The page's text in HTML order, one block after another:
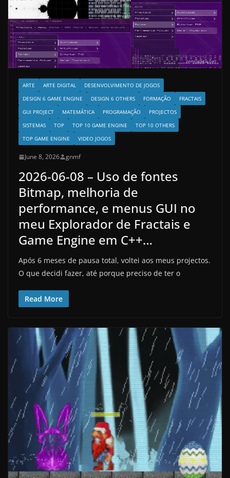
ARTE ARTE DIGITAL
DESENVOLVIMENTO DE JOGOS
DESIGN 6 GAME ENGINE
DESIGN 6 OTHERS FORMAÇÃO
FRACTAIS
GUI PROJECT
MATEMÁTICA PROGRAMAÇÃO
PROJECTOS
SISTEMAS
TOP TOP 10 GAME ENGINE
TOP 10 OTHERS
TOP GAME ENGINE
VIDEO JOGOS
June 8, 2026 gnmf
2026-06-08 – Uso de fontes
Bitmap, melhoria de
performance, e menus GUI no
meu Explorador de Fractais e
Game Engine em C++…
Após 6 meses de pausa total, voltei aos meus projectos.
O que decidi fazer, até porque preciso de ter o
Read More